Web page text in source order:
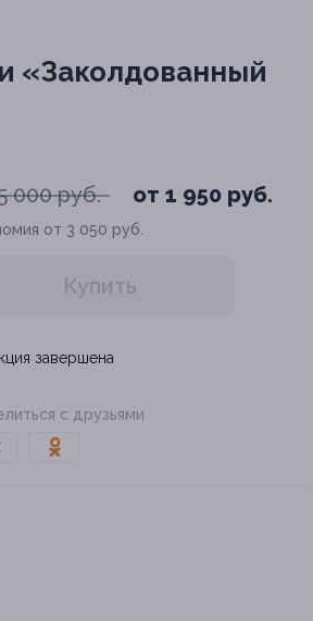
«Заколдованный
000 руб. от 1 950 руб.
от 3 050 руб.
Купить
завершена
с друзьями